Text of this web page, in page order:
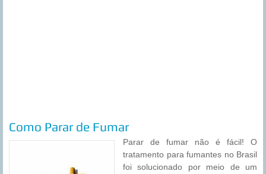
Como Parar de Fumar
Parar de fumar não é fácil! O
tratamento para fumantes no Brasil
foi solucionado por meio de um